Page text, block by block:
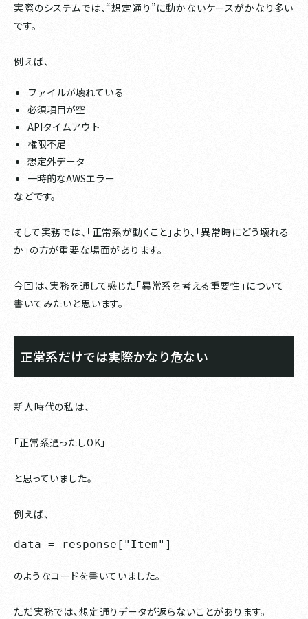
実際のシステムでは、“想定通り”に動かないケースがかなり多い
です。
例えば、
ファイルが壊れている
必須項目が空
APIタイムアウト
権限不足
想定外データ
一時的なAWSエラー
などです。
そして実務では、「正常系が動くこと」より、「異常時にどう壊れる
か」の方が重要な場面があります。
今回は、実務を通して感じた「異常系を考える重要性」について
書いてみたいと思います。
正常系だけでは実際かなり危ない
新人時代の私は、
「正常系通ったしOK」
と思っていました。
例えば、
data = response["Item"]
のようなコードを書いていました。
ただ実務では、想定通りデータが返らないことがあります。